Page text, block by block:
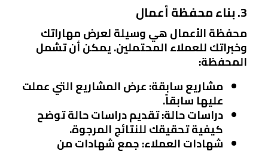
3. بناء محفظة أعمال
محفظة الأعمال هي وسيلة لعرض مهاراتك
وخبراتك للعملاء المحتملين. يمكن أن تشمل
المحفظة:
مشاريع سابقة: عرض المشاريع التي عملت
عليها سابقاً.
دراسات حالة: تقديم دراسات حالة توضح
كيفية تحقيقك للنتائج المرجوة.
شهادات العملاء: جمع شهادات من